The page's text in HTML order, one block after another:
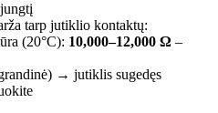
tarp jutiklio kontaktų:
(20°C): 10,000–12,000 Ω –
→ jutiklis sugedęs